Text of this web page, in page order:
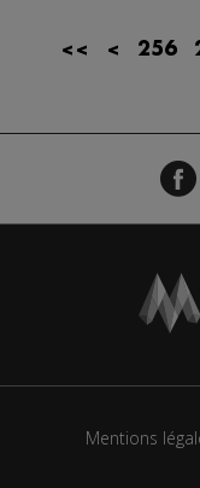
<< < 256
Mentions